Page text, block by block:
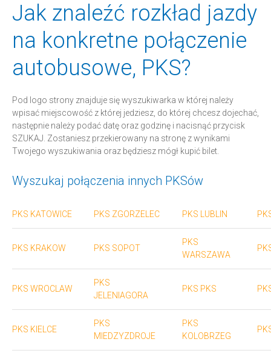
Jak znaleźć rozkład jazdy
na konkretne połączenie
autobusowe, PKS?
Pod logo strony znajduje się wyszukiwarka w której należy
wpisać miejscowość z której jedziesz, do której chcesz dojechać,
następnie należy podać datę oraz godzinę i nacisnąć przycisk
SZUKAJ. Zostaniesz przekierowany na stronę z wynikami
Twojego wyszukiwania oraz będziesz mógł kupić bilet.
Wyszukaj połączenia innych PKSów
PKS KATOWICE PKS ZGORZELEC PKS LUBLIN
PKS KRAKOW PKS SOPOT
PKS
WARSZAWA
PKS WROCLAW
PKS
JELENIAGORA
PKS PKS
PKS KIELCE
PKS
MIEDZYZDROJE
PKS
KOLOBRZEG